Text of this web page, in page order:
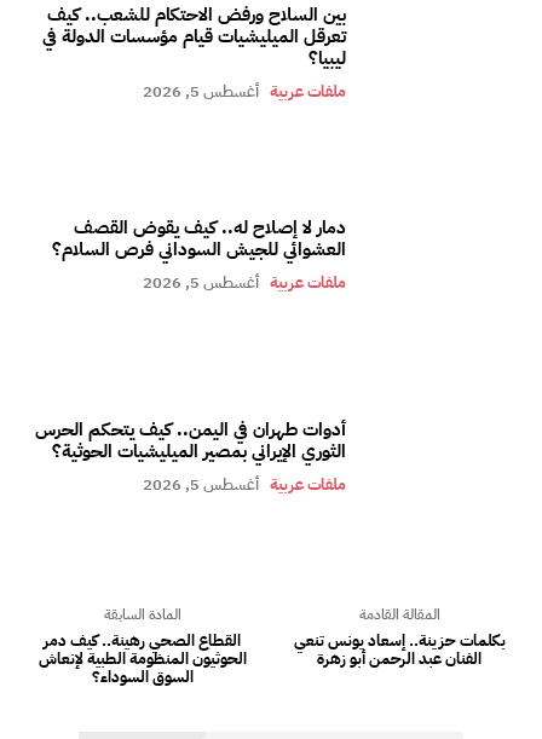
بين السلاح ورفض الاحتكام للشعب.. كيف
تعرقل الميليشيات قيام مؤسسات الدولة في
ليبيا؟
ملفات عربية أغسطس 5, 2026
دمار لا إصلاح له.. كيف يقوض القصف
العشوائي للجيش السوداني فرص السلام؟
ملفات عربية أغسطس 5, 2026
أدوات طهران في اليمن.. كيف يتحكم الحرس
الثوري الإيراني بمصير الميليشيات الحوثية؟
ملفات عربية أغسطس 5, 2026
المادة السابقة
القطاع الصحي رهينة.. كيف دمر
الحوثيون المنظومة الطبية لإنعاش
السوق السوداء؟
المقالة القادمة
بكلمات حزينة.. إسعاد يونس تنعي
الفنان عبد الرحمن أبو زهرة